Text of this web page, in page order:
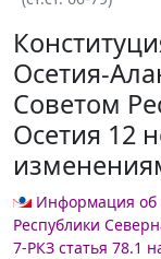
Осетия-
Советом
Осетия 12
Информация об
Республики
7-РКЗ статья 78.1